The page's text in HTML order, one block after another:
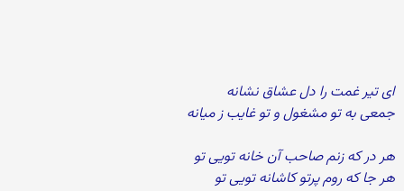
ای تیر غمت را دل عشاق نشانه
جمعی به تو مشغول و تو غایب ز میانه
هر در که زنم صاحب آن خانه تویی تو
هر جا که روم پرتو کاشانه تویی تو